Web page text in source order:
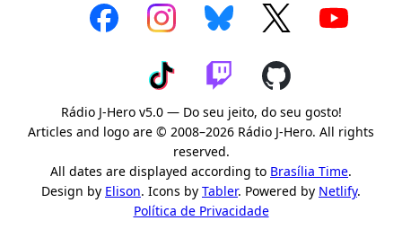
Rádio J-Hero v5.0 — Do seu jeito, do seu gosto!
Articles and logo are © 2008–2026 Rádio J-Hero. All rights
reserved.
All dates are displayed according to Brasília Time.
Design by Elison. Icons by Tabler. Powered by Netlify.
Política de Privacidade